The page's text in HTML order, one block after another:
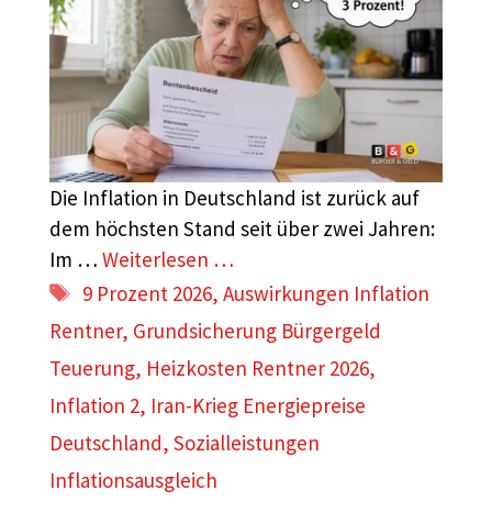
Die Inflation in Deutschland ist zurück auf
dem höchsten Stand seit über zwei Jahren:
Im … Weiterlesen …
Schlagwörter
9 Prozent 2026,Auswirkungen Inflation
Rentner, Grundsicherung Bürgergeld
Teuerung, Heizkosten Rentner 2026,
Inflation 2, Iran-Krieg Energiepreise
Deutschland, Sozialleistungen
Inflationsausgleich